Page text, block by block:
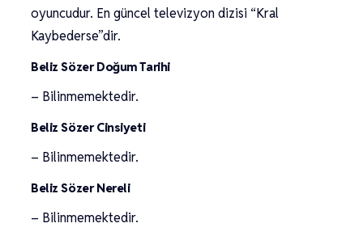
oyuncudur. En güncel televizyon dizisi “Kral
Kaybederse”dir.
Beliz Sözer Doğum Tarihi
– Bilinmemektedir.
Beliz Sözer Cinsiyeti
– Bilinmemektedir.
Beliz Sözer Nereli
– Bilinmemektedir.